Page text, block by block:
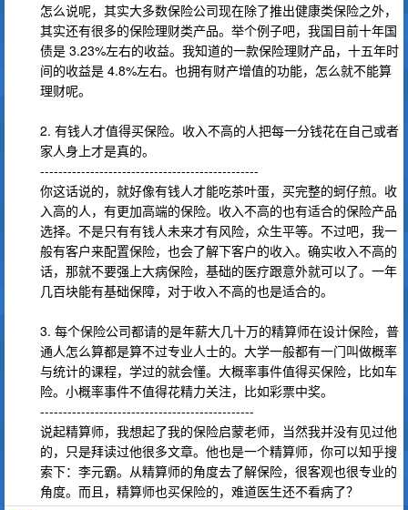
怎么说呢，其实大多数保险公司现在除了推出健康类保险之外，
其实还有很多的保险理财类产品。举个例子吧，我国目前十年国
债是 3.23%左右的收益。我知道的一款保险理财产品，十五年时
间的收益是 4.8%左右。也拥有财产增值的功能，怎么就不能算
理财呢。
2. 有钱人才值得买保险。收入不高的人把每一分钱花在自己或者
家人身上才是真的。
------------------------------------------------
你这话说的，就好像有钱人才能吃茶叶蛋，买完整的蚵仔煎。收
入高的人，有更加高端的保险。收入不高的也有适合的保险产品
选择。不是只有有钱人未来才有风险，众生平等。不过吧，我一
般有客户来配置保险，也会了解下客户的收入。确实收入不高的
话，那就不要强上大病保险，基础的医疗跟意外就可以了。一年
几百块能有基础保障，对于收入不高的也是适合的。
3. 每个保险公司都请的是年薪大几十万的精算师在设计保险，普
通人怎么算都是算不过专业人士的。大学一般都有一门叫做概率
与统计的课程，学过的就会懂。大概率事件值得买保险，比如车
险。小概率事件不值得花精力关注，比如彩票中奖。
-----------------------------------------------
说起精算师，我想起了我的保险启蒙老师，当然我并没有见过他
的，只是拜读过他很多文章。他也是一个精算师，你可以知乎搜
索下：李元霸。从精算师的角度去了解保险，很客观也很专业的
角度。而且，精算师也买保险的，难道医生还不看病了？